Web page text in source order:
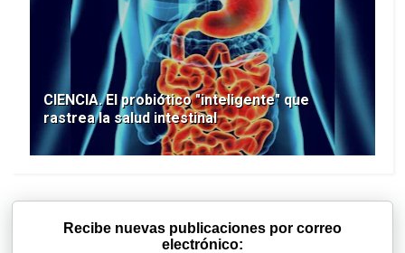
CIENCIA. El probiótico "inteligente" que
rastrea la salud intestinal
Recibe nuevas publicaciones por correo
electrónico: